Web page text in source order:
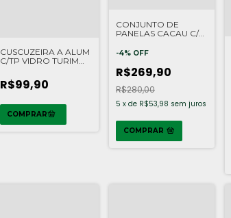
CUSCUZEIRA A ALUM
C/TP VIDRO TURIM
TRAMONTINA
R$99,90
CONJUNTO DE
PANELAS CACAU C/7
-4% OFF
R$269,90
R$280,00
5 x de R$53,98 sem juros
COMPRAR